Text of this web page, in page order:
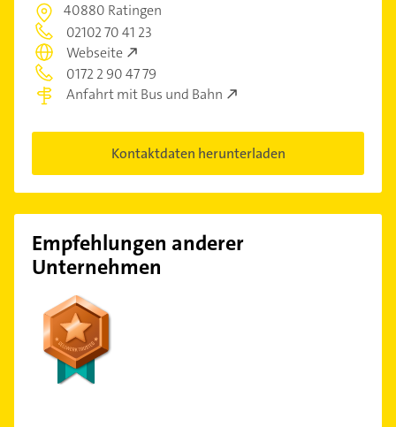
40880 Ratingen
02102 70 41 23
Webseite
0172 2 90 47 79
Anfahrt mit Bus und Bahn
Kontaktdaten herunterladen
Empfehlungen anderer
Unternehmen